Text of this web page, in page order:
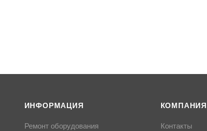
ИНФОРМАЦИЯ
Ремонт оборудования
КОМПАНИЯ
Контакты